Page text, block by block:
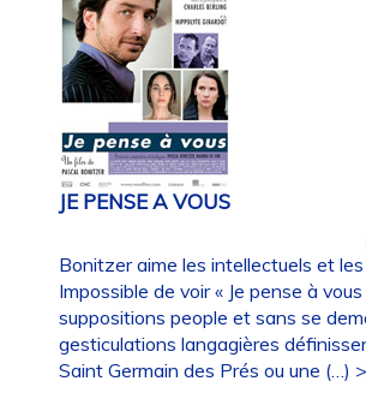
JE PENSE A VOUS
Bonitzer aime les intellectuels et les
Impossible de voir « Je pense à
suppositions people et sans se
gesticulations langagières
Saint Germain des Prés ou une (…)